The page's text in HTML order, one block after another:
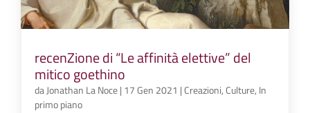
recenZione di “Le affinità elettive” del
mitico goethino
daJonathan La Noce| 17 Gen 2021 |Creazioni,Culture, In
primo piano